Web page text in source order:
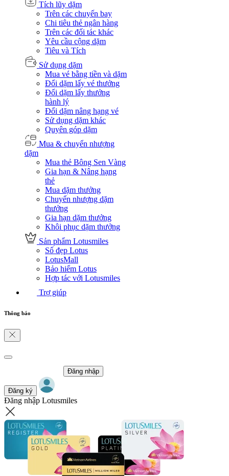
Tích lũy dặm
Trên các chuyến bay
Chi tiêu thẻ ngân hàng
Trên các đối tác khác
Yêu cầu cộng dặm
Tiêu và Tích
Sử dụng dặm
Mua vé bằng tiền và dặm
Đổi dặm lấy vé thưởng
Đổi dặm lấy thưởng
hành lý
Đổi dặm nâng hạng vé
Sử dụng dặm khác
Quyên góp dặm
Mua & chuyển nhượng
dặm
Mua thẻ Bông Sen Vàng
Gia hạn & Nâng hạng
thẻ
Mua dặm thưởng
Chuyển nhượng dặm
thưởng
Gia hạn dặm thưởng
Khôi phục dặm thưởng
Sản phẩm Lotusmiles
Số đẹp Lotus
LotusMall
Bảo hiểm Lotus
Hợp tác với Lotusmiles
Trợ giúp
Thông báo
Đăng nhập
Đăng ký
Đăng nhập Lotusmiles